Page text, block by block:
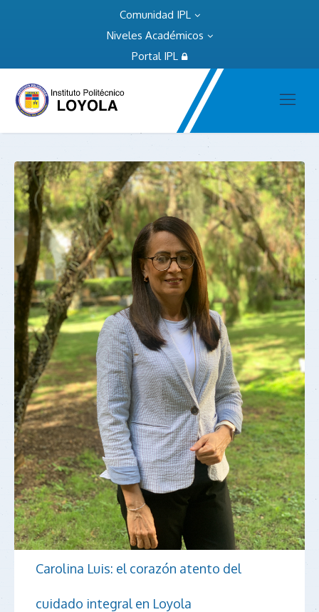
Comunidad IPL
Niveles Académicos
Portal IPL
Carolina Luis: el corazón atento del
cuidado integral en Loyola